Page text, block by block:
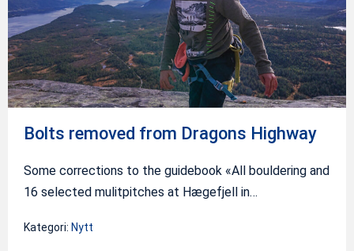
Highway
Bolts removed from Dragons Highway
Some corrections to the guidebook «All bouldering and
16 selected mulitpitches at Hægefjell in…
Kategori: Nytt